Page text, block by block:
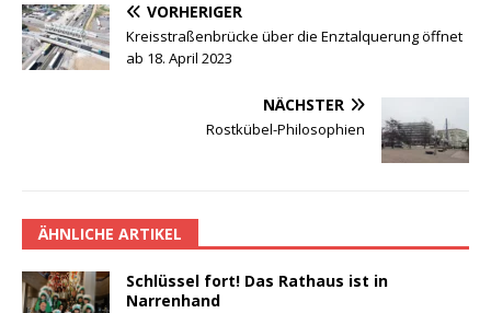
VORHERIGER
Kreisstraßenbrücke über die Enztalquerung öffnet
ab 18. April 2023
NÄCHSTER
Rostkübel-Philosophien
ÄHNLICHE ARTIKEL
Schlüssel fort! Das Rathaus ist in
Narrenhand